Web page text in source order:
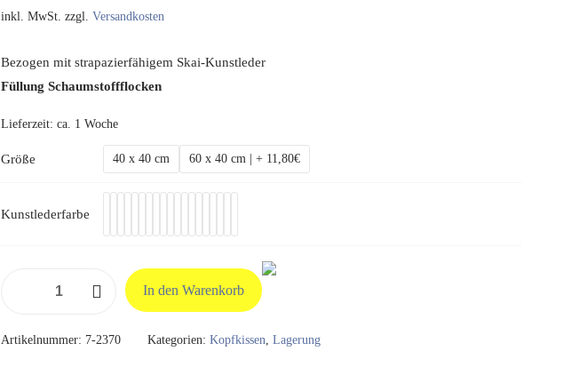
inkl. MwSt. zzgl. Versandkosten
Bezogen mit strapazierfähigem Skai-Kunstleder
Füllung Schaumstoffflocken
Lieferzeit: ca. 1 Woche
Größe 40 x 40 cm 60 x 40 cm | + 11,80€
Kunstlederfarbe
In den Warenkorb
Artikelnummer: 7-2370 Kategorien: Kopfkissen, Lagerung